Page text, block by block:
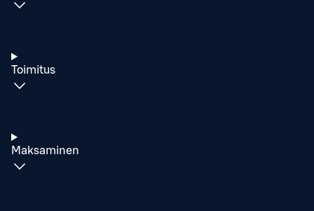
Toimitus
Maksaminen